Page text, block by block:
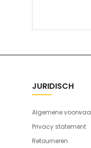
JURIDISCH
Algemene
Privacy statement
Retourneren